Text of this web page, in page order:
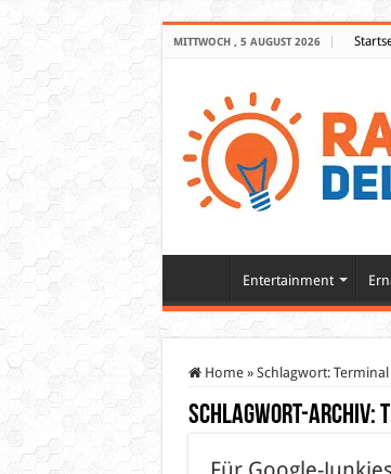
MITTWOCH , 5 AUGUST 2026
Entertainment
Home » Schlagwort:
Schlagwort-Archiv: